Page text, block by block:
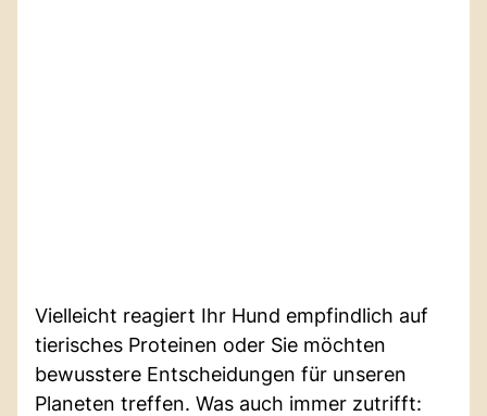
Vielleicht reagiert Ihr Hund empfindlich auf
tierisches Proteinen oder Sie möchten
bewusstere Entscheidungen für unseren
Planeten treffen. Was auch immer zutrifft: